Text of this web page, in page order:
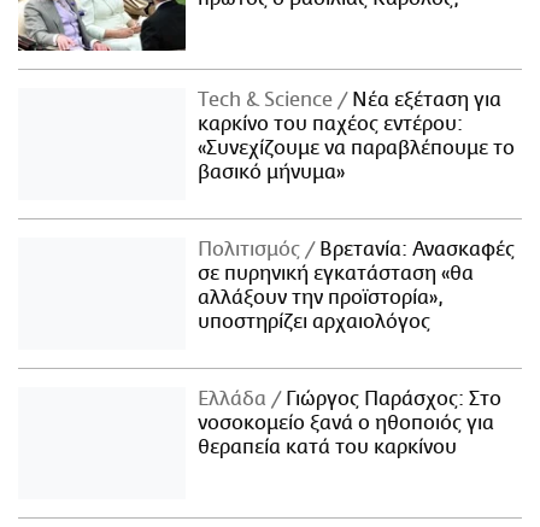
Τech & Science
Νέα εξέταση για
καρκίνο του παχέος εντέρου:
«Συνεχίζουμε να παραβλέπουμε το
βασικό μήνυμα»
Πολιτισμός
Βρετανία: Ανασκαφές
σε πυρηνική εγκατάσταση «θα
αλλάξουν την προϊστορία»,
υποστηρίζει αρχαιολόγος
Ελλάδα
Γιώργος Παράσχος: Στο
νοσοκομείο ξανά ο ηθοποιός για
θεραπεία κατά του καρκίνου